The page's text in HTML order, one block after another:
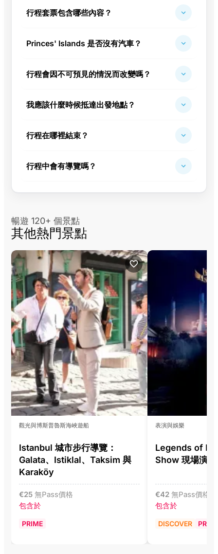
行程套票包含哪些內容？
Princes' Islands 是否沒有汽車？
行程會因不可預見的情況而改變嗎？
我應該什麼時候抵達出發地點？
行程在哪裡結束？
行程中會有導覽嗎？
暢遊 120+ 個景點
其他熱門景點
觀光與博斯普魯斯海峽遊船
Istanbul 城市步行導覽：
Galata、Istiklal、Taksim 與
Karaköy
€25 無Pass價格
包含於
PRIME
表演與娛樂
Legends of
Show 現場演出
€42 無Pass價格
包含於
DISCOVER